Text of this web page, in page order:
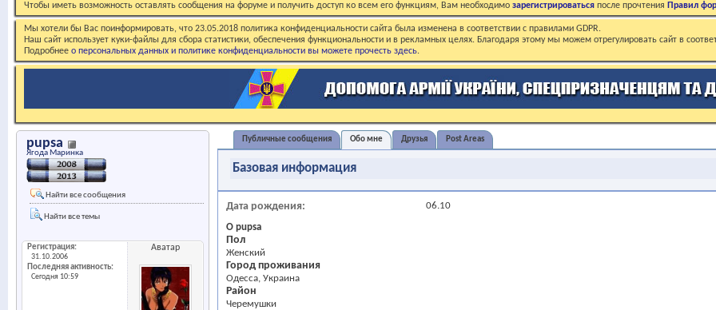
Чтобы иметь возможность оставлять сообщения на форуме и получить доступ ко всем его функциям, Вам необходимо зарегистрироваться после прочтения Правил
Мы хотели бы Вас поинформировать, что 23.05.2018 политика конфиденциальности сайта была изменена в соответствии с правилами GDPR.
Наш сайт использует куки-файлы для сбора статистики, обеспечения функциональности и в рекламных целях. Благодаря этому мы можем отрегулировать сайт в
Подробнее о персональных данных и политике конфиденциальности вы можете прочесть здесь.
pupsa
Ягода Маринка
Найти все сообщения
Найти все темы
Регистрация
31.10.2006
Последняя активность
Сегодня 10:59
Аватар
Публичные сообщения Обо мне Друзья Post Areas
Базовая информация
Дата рождения 06.10
О pupsa
Пол
Женский
Город проживания
Одесса, Украина
Район
Черемушки